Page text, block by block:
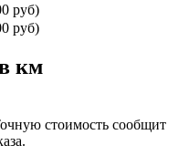
руб)
руб)
км
стоимость сообщит